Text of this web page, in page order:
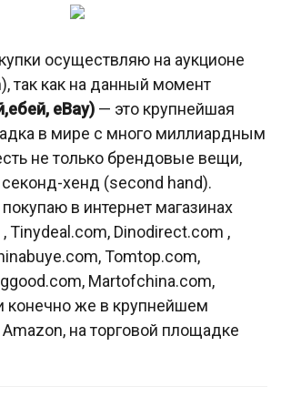
осуществляю на аукционе
так как на данный момент
eBay) — это крупнейшая
в мире с много миллиардным
не только брендовые вещи,
хенд (second hand).
в интернет магазинах
Tinydeal.com, Dinodirect.com ,
Tomtop.com,
Martofchina.com,
конечно же в крупнейшем
на торговой площадке